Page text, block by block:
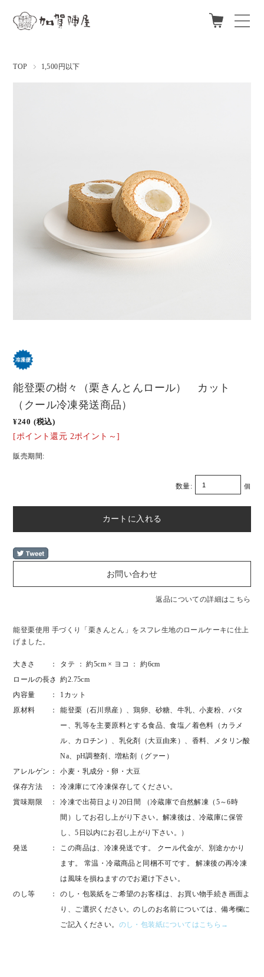
TOP 1,500円以下
能登栗の樹々（栗きんとんロール） カット
（クール冷凍発送商品）
¥240 (税込)
[ポイント還元 2ポイント～]
販売期間:
数量: 個
返品についての詳細はこちら
能登栗使用 手づくり「栗きんとん」をスフレ生地のロールケーキに仕上
げました。
大きさ
タテ ： 約5cm × ヨコ ： 約6cm
ロールの長さ
約2.75cm
内容量
1カット
原材料
能登栗（石川県産）、鶏卵、砂糖、牛乳、小麦粉、バタ
ー、乳等を主要原料とする食品、食塩／着色料（カラメ
ル、カロチン）、乳化剤（大豆由来）、香料、メタリン酸
Na、pH調整剤、増粘剤（グァー）
アレルゲン
小麦・乳成分・卵・大豆
保存方法
冷凍庫にて冷凍保存してください。
賞味期限
冷凍で出荷日より20日間 （冷蔵庫で自然解凍（5～6時
間）してお召し上がり下さい。解凍後は、冷蔵庫に保管
し、5日以内にお召し上がり下さい。）
発送
この商品は、冷凍発送です。 クール代金が、別途かかり
ます。 常温・冷蔵商品と同梱不可です。 解凍後の再冷凍
は風味を損ねますのでお避け下さい。
のし等
のし・包装紙をご希望のお客様は、お買い物手続き画面よ
り、ご選択ください。のしのお名前については、備考欄に
ご記入ください。 のし・包装紙についてはこちら→